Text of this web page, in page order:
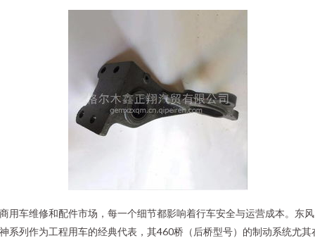
用车维修和配件市场，每一个细节都影响着行车安全与运营成本。东
系列作为工程用车的经典代表，其460桥（后桥型号）的制动系统尤其